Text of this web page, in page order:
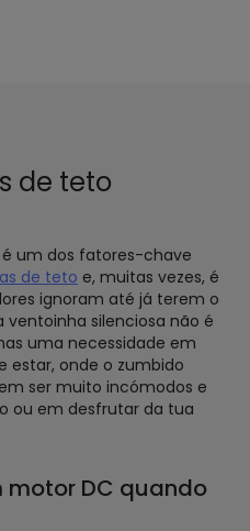
de teto
um dos fatores-chave
de teto e, muitas vezes, é
ignoram até já terem o
silenciosa não é
uma necessidade em
estar, onde o zumbido
ser muito incómodos e
ou em desfrutar da tua
motor DC quando